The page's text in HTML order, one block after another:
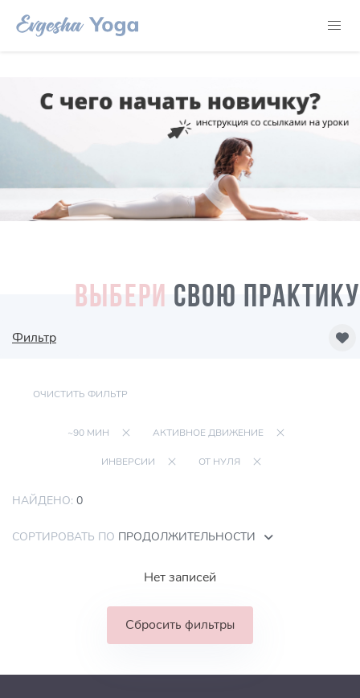
ВЫБЕРИ СВОЮ ПРАКТИКУ
Фильтр
ОЧИСТИТЬ ФИЛЬТР
~90 МИН АКТИВНОЕ ДВИЖЕНИЕ
ИНВЕРСИИ ОТ НУЛЯ
НАЙДЕНО: 0
СОРТИРОВАТЬ ПО ПРОДОЛЖИТЕЛЬНОСТИ
Нет записей
Сбросить фильтры